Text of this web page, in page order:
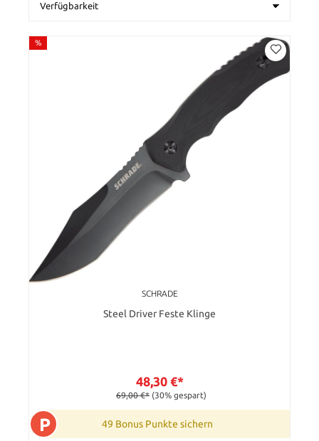
%
SCHRADE
Steel Driver Feste Klinge
48,30 €*
69,00 €* (30% gespart)
P 49 Bonus Punkte sichern